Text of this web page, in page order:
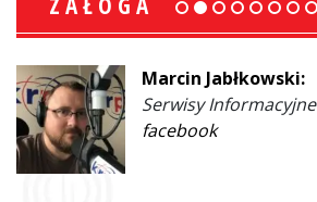
Marcin Jabłkowski:
Serwisy Informacyjne
facebook